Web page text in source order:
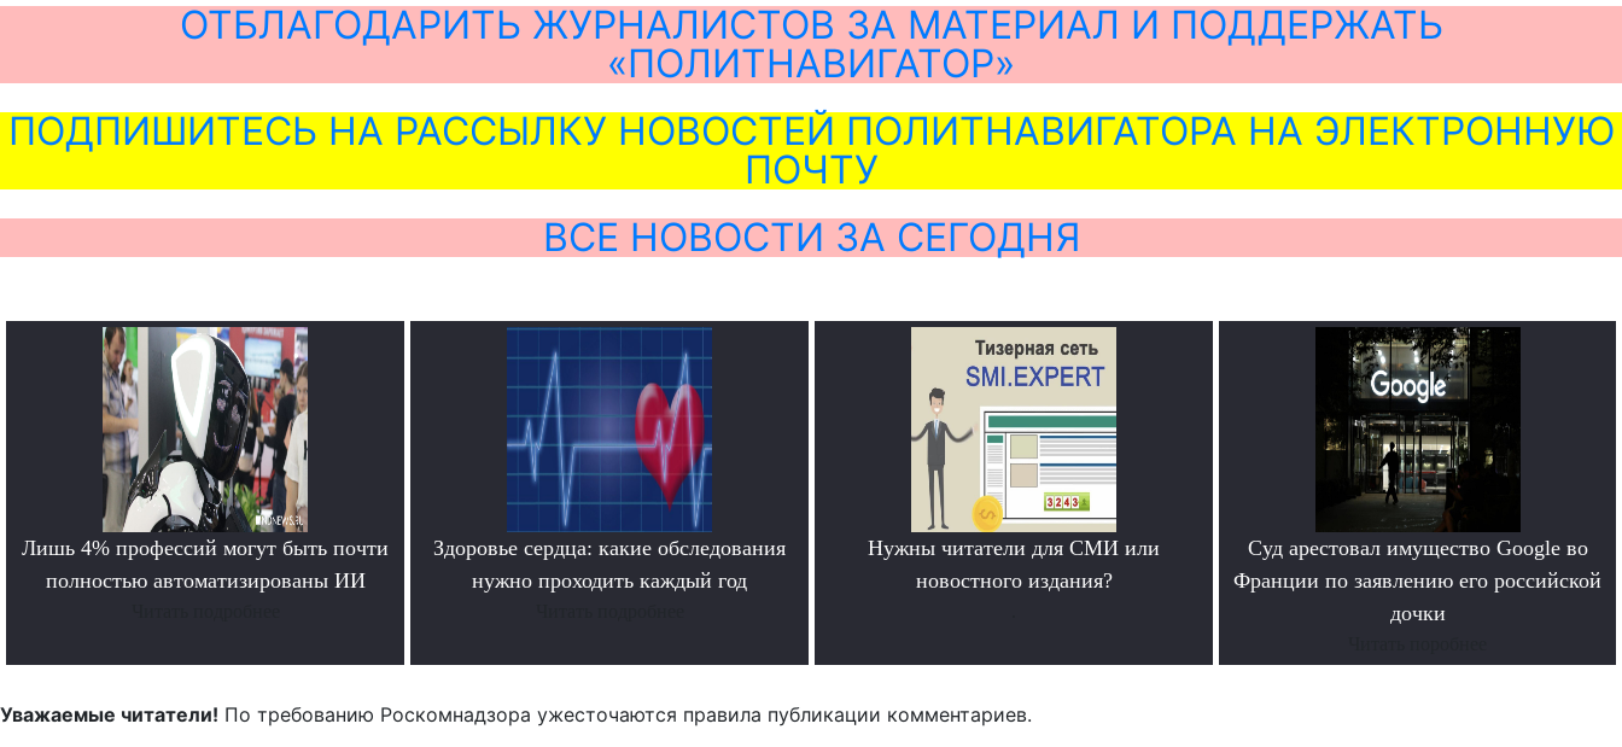
ОТБЛАГОДАРИТЬ ЖУРНАЛИСТОВ ЗА МАТЕРИАЛ И ПОДДЕРЖАТЬ
«ПОЛИТНАВИГАТОР»
ПОДПИШИТЕСЬ НА РАССЫЛКУ НОВОСТЕЙ ПОЛИТНАВИГАТОРА НА ЭЛЕКТРОННУЮ
ПОЧТУ
ВСЕ НОВОСТИ ЗА СЕГОДНЯ
Лишь 4% профессий могут быть почти
полностью автоматизированы ИИ
Здоровье сердца: какие обследования
нужно проходить каждый год
Нужны читатели для СМИ или
новостного издания?
Суд арестовал имущество Google во
Франции по заявлению его российской
дочки
Уважаемые читатели! По требованию Роскомнадзора ужесточаются правила публикации комментариев.